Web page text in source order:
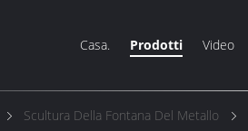
Casa. Prodotti Video
Scultura Della Fontana Del Metallo